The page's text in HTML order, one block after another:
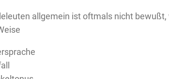
allgemein ist oftmals nicht